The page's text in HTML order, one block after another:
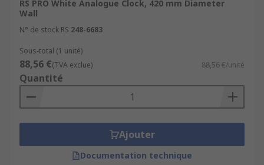
RS PRO White Analogue Clock, 420 mm Diameter
Wall
N° de stock RS 248-6683
Sous-total (1 unité)
88,56 €(TVA exclue) 88,56 €/unité
Quantité
Ajouter
Documentation technique